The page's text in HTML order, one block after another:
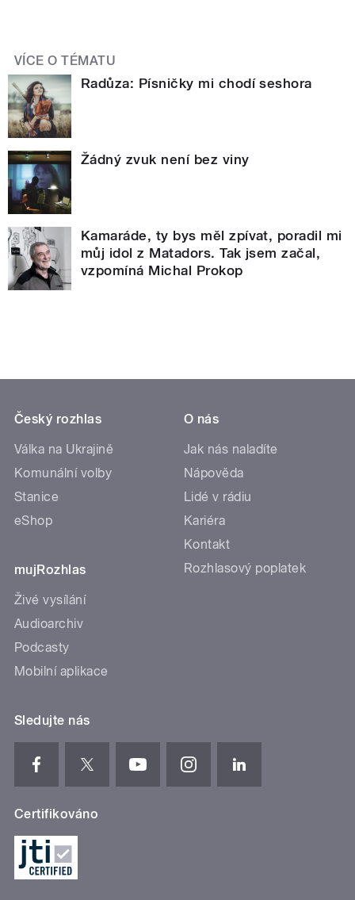
VÍCE O TÉMATU
Radůza: Písničky mi chodí seshora
Žádný zvuk není bez viny
Kamaráde, ty bys měl zpívat, poradil mi
můj idol z Matadors. Tak jsem začal,
vzpomíná Michal Prokop
Český rozhlas
Válka na Ukrajině
Komunální volby
Stanice
eShop
mujRozhlas
Živé vysílání
Audioarchiv
Podcasty
Mobilní aplikace
O nás
Jak nás naladíte
Nápověda
Lidé v rádiu
Kariéra
Kontakt
Rozhlasový poplatek
Sledujte nás
Certifikováno